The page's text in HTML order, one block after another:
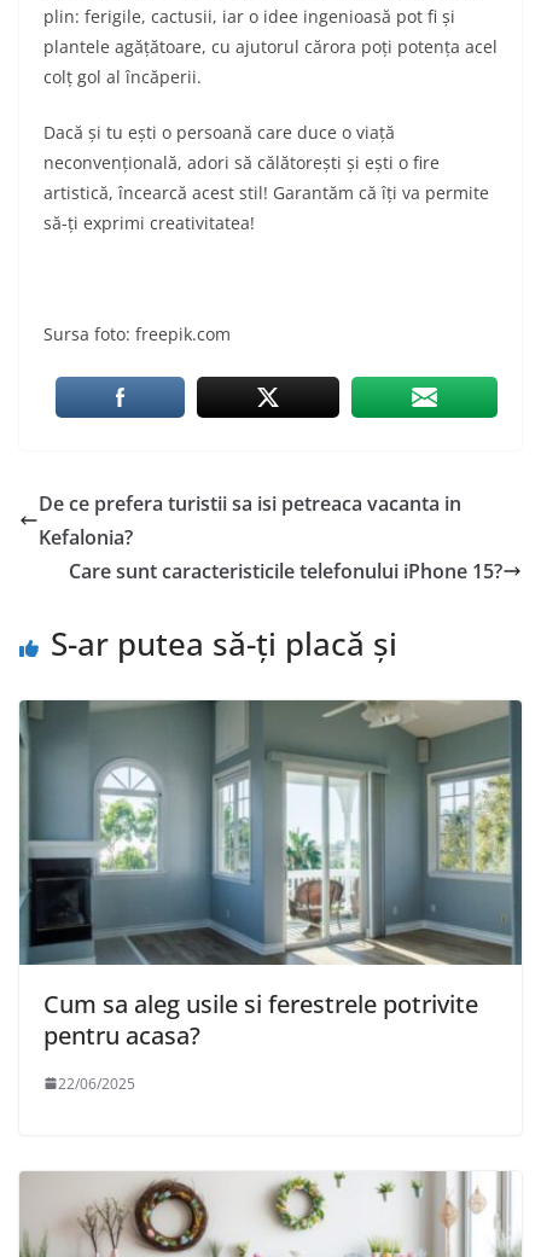
plin: ferigile, cactusii, iar o idee ingenioasă pot fi și
plantele agățătoare, cu ajutorul cărora poți potența acel
colț gol al încăperii.
Dacă și tu ești o persoană care duce o viață
neconvențională, adori să călătorești și ești o fire
artistică, încearcă acest stil! Garantăm că îți va permite
să-ți exprimi creativitatea!
Sursa foto: freepik.com
De ce prefera turistii sa isi petreaca vacanta in
Kefalonia?
Care sunt caracteristicile telefonului iPhone 15?
S-ar putea să-ți placă și
Cum sa aleg usile si ferestrele potrivite
pentru acasa?
22/06/2025